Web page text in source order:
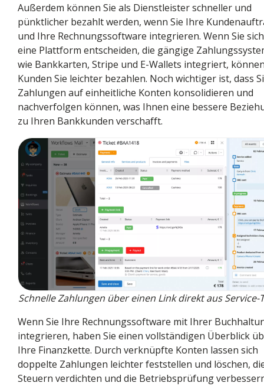
Außerdem können Sie als Dienstleister schneller und
pünktlicher bezahlt werden, wenn Sie Ihre
und Ihre Rechnungssoftware integrieren. Wenn Sie
eine Plattform entscheiden, die gängige
wie Bankkarten, Stripe und E-Wallets integriert,
Kunden Sie leichter bezahlen. Noch wichtiger ist, dass
Zahlungen auf einheitliche Konten konsolidieren und
nachverfolgen können, was Ihnen eine bessere
zu Ihren Bankkunden verschafft.
Schnelle Zahlungen über einen Link direkt aus Service-
Wenn Sie Ihre Rechnungssoftware mit Ihrer
integrieren, haben Sie einen vollständigen Überblick
Ihre Finanzkette. Durch verknüpfte Konten lassen sich
doppelte Zahlungen leichter feststellen und löschen,
Steuern verdichten und die Betriebsprüfung